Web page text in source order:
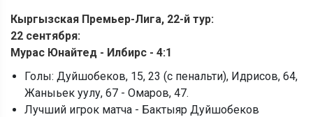
Кыргызская Премьер-Лига, 22-й тур:
22 сентября:
Мурас Юнайтед - Илбирс - 4:1
Голы: Дуйшобеков, 15, 23 (с пенальти), Идрисов, 64,
Жаныьек уулу, 67 - Омаров, 47.
Лучший игрок матча - Бактыяр Дуйшобеков